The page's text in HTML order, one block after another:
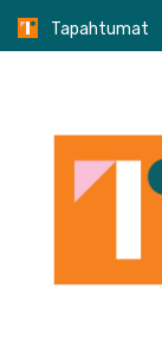
Skip
Tapahtumat